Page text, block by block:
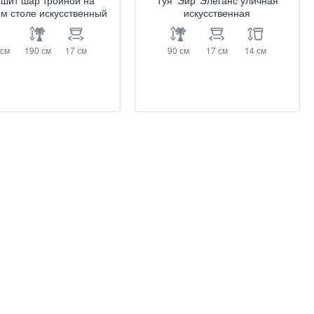
столе искусственный
190 см 17 см
искусственная
90 см 17 см 14 см